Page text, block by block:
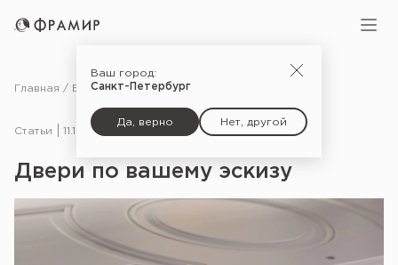
Ваш город:
Санкт-Петербург
Да, верно Нет, другой
Главная Блог Статьи
Статьи 11.12.24
Двери по вашему эскизу